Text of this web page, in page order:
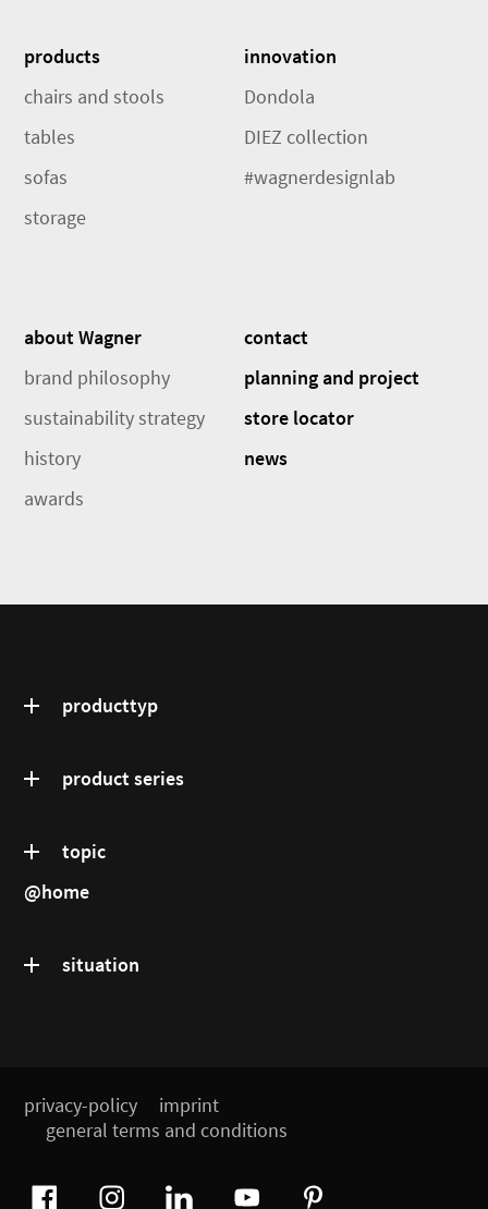
products
chairs and stools
tables
sofas
storage
innovation
Dondola
DIEZ collection
#wagnerdesignlab
about Wagner
brand philosophy
sustainability strategy
history
awards
contact
planning and project
store locator
news
producttyp
product series
topic
@home
situation
privacy-policy
imprint
general terms and conditions